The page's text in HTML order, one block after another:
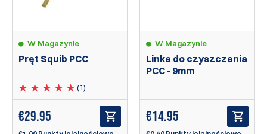
W Magazynie
Pręt Squib PCC
(1)
€29.95
W Magazynie
Linka do czyszczenia
PCC - 9mm
€14.95